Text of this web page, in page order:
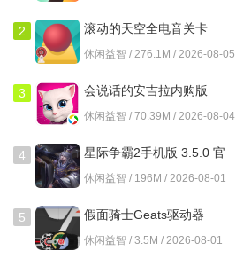
2
滚动的天空全电音关卡
5.1.3 安卓版
休闲益智 / 276.1M / 2026-08-05
3
会说话的安吉拉内购版
3195 安卓版
休闲益智 / 70.39M / 2026-08-04
4
星际争霸2手机版 3.5.0 官
方版
休闲益智 / 196M / 2026-08-01
5
假面骑士Geats驱动器
1.0.0 安卓版
休闲益智 / 3.5M / 2026-08-01